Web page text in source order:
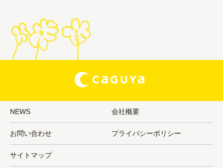
NEWS 会社概要
お問い合わせ プライバシーポリシー
サイトマップ